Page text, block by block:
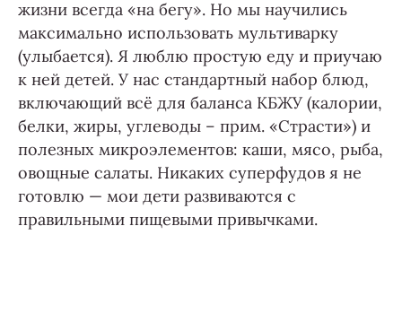
жизни всегда «на бегу». Но мы научились
максимально использовать мультиварку
(улыбается). Я люблю простую еду и приучаю
к ней детей. У нас стандартный набор блюд,
включающий всё для баланса КБЖУ (калории,
белки, жиры, углеводы – прим. «Страсти») и
полезных микроэлементов: каши, мясо, рыба,
овощные салаты. Никаких суперфудов я не
готовлю — мои дети развиваются с
правильными пищевыми привычками.